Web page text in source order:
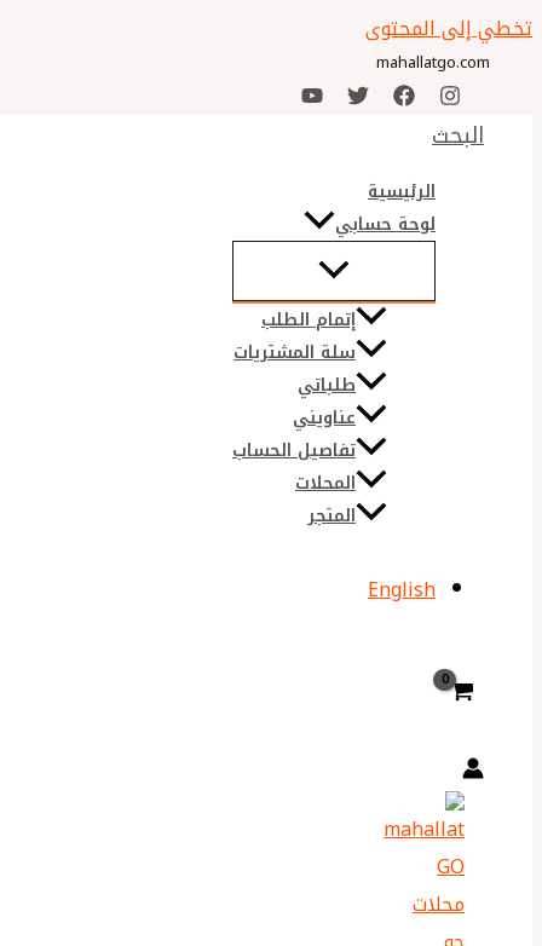
تخطي إلى المحتوى
mahallatgo.com
البحث
الرئيسية
لوحة حسابي
إتمام الطلب
سلة المشتريات
طلباتي
عناويني
تفاصيل الحساب
المحلات
المتجر
English